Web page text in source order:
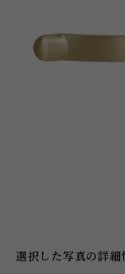
選択した写真の詳